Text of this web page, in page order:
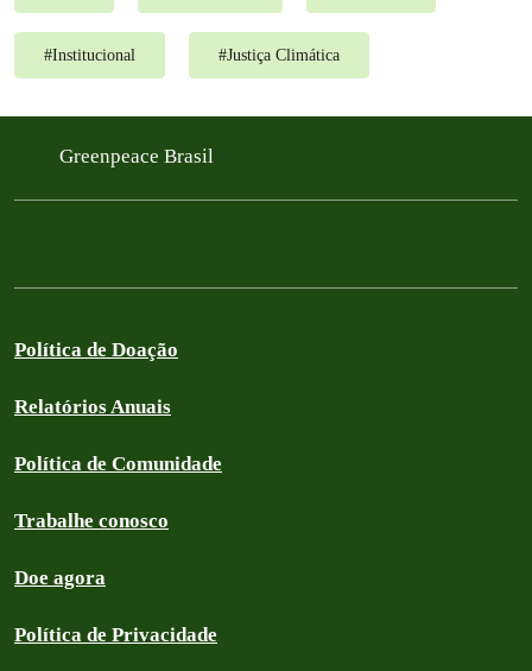
#Institucional #Justiça Climática
Greenpeace Brasil
Política de Doação
Relatórios Anuais
Política de Comunidade
Trabalhe conosco
Doe agora
Política de Privacidade